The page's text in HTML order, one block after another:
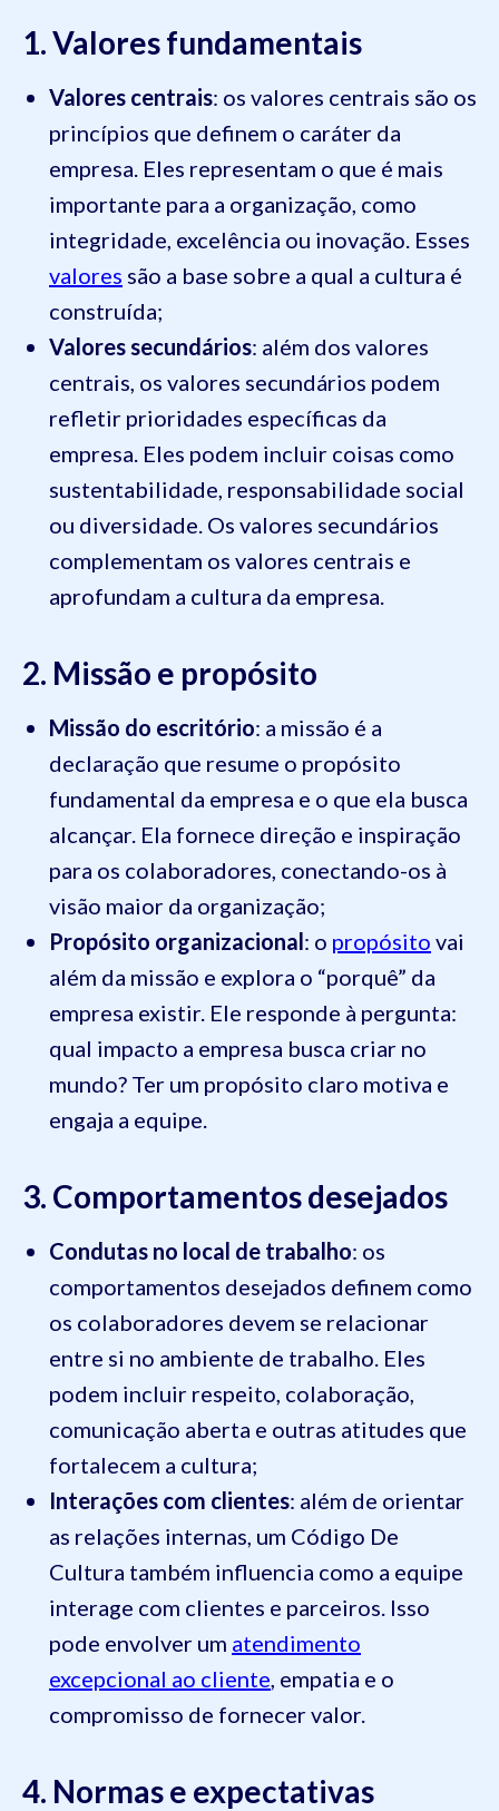
1. Valores fundamentais
Valores centrais: os valores centrais são os
princípios que definem o caráter da
empresa. Eles representam o que é mais
importante para a organização, como
integridade, excelência ou inovação. Esses
valores são a base sobre a qual a cultura é
construída;
Valores secundários: além dos valores
centrais, os valores secundários podem
refletir prioridades específicas da
empresa. Eles podem incluir coisas como
sustentabilidade, responsabilidade social
ou diversidade. Os valores secundários
complementam os valores centrais e
aprofundam a cultura da empresa.
2. Missão e propósito
Missão do escritório: a missão é a
declaração que resume o propósito
fundamental da empresa e o que ela busca
alcançar. Ela fornece direção e inspiração
para os colaboradores, conectando-os à
visão maior da organização;
Propósito organizacional: o propósito vai
além da missão e explora o “porquê” da
empresa existir. Ele responde à pergunta:
qual impacto a empresa busca criar no
mundo? Ter um propósito claro motiva e
engaja a equipe.
3. Comportamentos desejados
Condutas no local de trabalho: os
comportamentos desejados definem como
os colaboradores devem se relacionar
entre si no ambiente de trabalho. Eles
podem incluir respeito, colaboração,
comunicação aberta e outras atitudes que
fortalecem a cultura;
Interações com clientes: além de orientar
as relações internas, um Código De
Cultura também influencia como a equipe
interage com clientes e parceiros. Isso
pode envolver um atendimento
excepcional ao cliente , empatia e o
compromisso de fornecer valor.
4. Normas e expectativas